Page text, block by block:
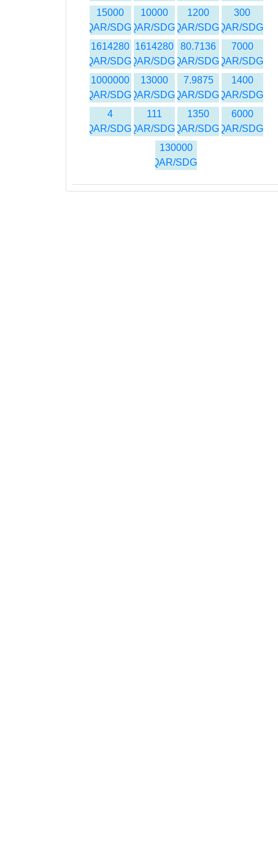
300
QAR/SDG
1200
QAR/SDG
10000
QAR/SDG
15000
QAR/SDG
7000
QAR/SDG
80.7136
QAR/SDG
1614280
QAR/SDG
1614280
QAR/SDG
1400
QAR/SDG
7.9875
QAR/SDG
13000
QAR/SDG
1000000
QAR/SDG
6000
QAR/SDG
1350
QAR/SDG
111
QAR/SDG
4
QAR/SDG
130000
QAR/SDG